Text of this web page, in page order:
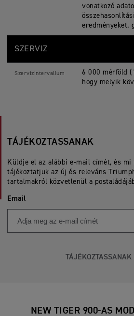
vonatkozó
eredményeket.
SZERVIZ
Szervizintervallum
6 000 mérföld
hogy melyik
TÁJÉKOZTASSANAK
Küldje el az alábbi e-mail címét, és mi
tájékoztatjuk az új és releváns
tartalmakról közvetlenül a
Email
TÁJÉKOZTASSANAK
NEW TIGER 900-AS